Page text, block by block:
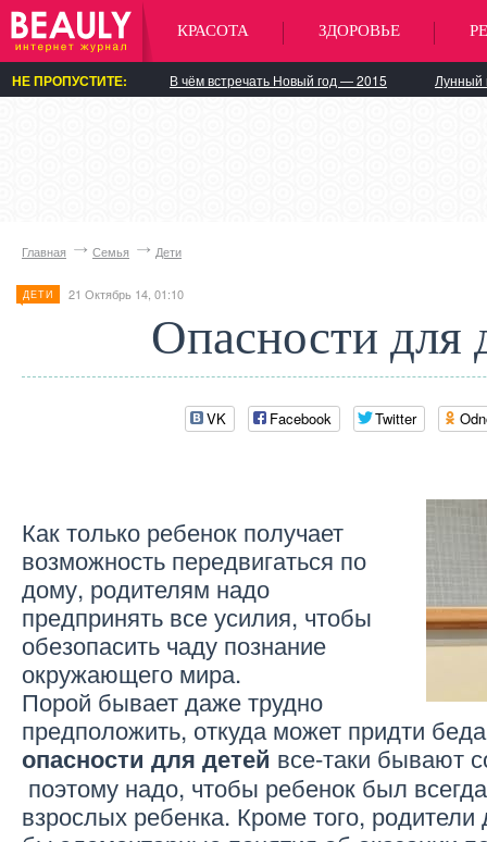
КРАСОТА ЗДОРОВЬЕ
НЕ ПРОПУСТИТЕ: В чём встречать Новый год — 2015 Лунный
Главная Семья Дети
ДЕТИ 21 Октябрь 14, 01:10
Опасности для
VK Facebook Twitter
Как только ребенок получает
возможность передвигаться по
дому, родителям надо
предпринять все усилия, чтобы
обезопасить чаду познание
окружающего мира.
Порой бывает даже трудно
предположить, откуда может придти
опасности для детей все-таки бывают
поэтому надо, чтобы ребенок был
взрослых ребенка. Кроме того,